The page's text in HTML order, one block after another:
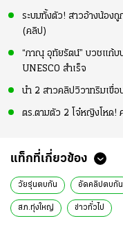
ระบมทั้งตัว! สาวอ้างน้อง
(คลิป)
“ภาณุ อุทัยรัตน์” บวชแก้บ
UNESCO สำเร็จ
นำ 2 สาวคลิปวิวาทริมเขื่
ตร.ตามตัว 2 โจ๋หญิงโหด!
แท็กที่เกี่ยวข้อง
วัยรุ่นตบกัน อัดคลิปตบกัน
สภ.ทุ่งใหญ่ ข่าวทั่วไป